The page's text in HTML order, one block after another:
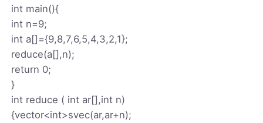
int main(){
int n=9;
int a[]={9,8,7,6,5,4,3,2,1};
reduce(a[],n);
return 0;
}
int reduce ( int ar[],int n)
{vector<int>svec(ar,ar+n);